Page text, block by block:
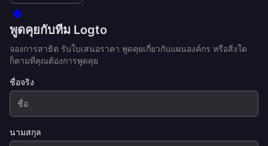
พูดคุยกับทีม Logto
จองการสาธิต รับใบเสนอราคา พูดคุยเกี่ยวกับแผนองค์กร หรือสิ่งใด
ก็ตามที่คุณต้องการพูดคุย
ชื่อจริง
นามสกุล